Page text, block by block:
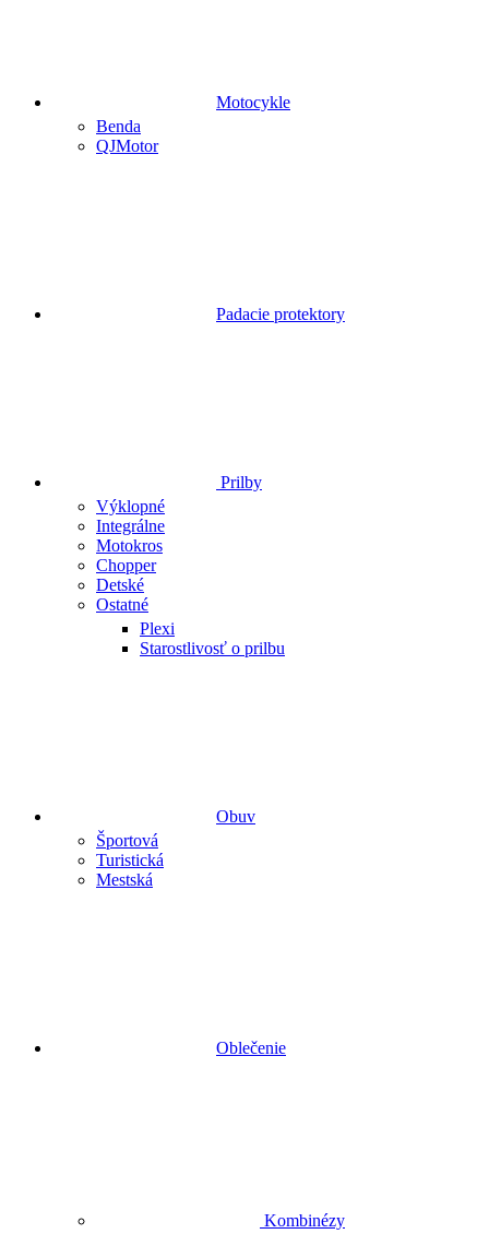
Motocykle
Benda
QJMotor
Padacie protektory
Prilby
Výklopné
Integrálne
Motokros
Chopper
Detské
Ostatné
Plexi
Starostlivosť o prilbu
Obuv
Športová
Turistická
Mestská
Oblečenie
Kombinézy